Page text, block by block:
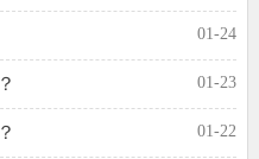
01-24
01-23
01-22